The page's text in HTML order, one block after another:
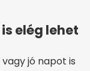
elég lehet
jó napot is